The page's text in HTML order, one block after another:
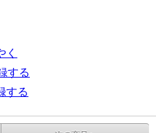
く
する
する